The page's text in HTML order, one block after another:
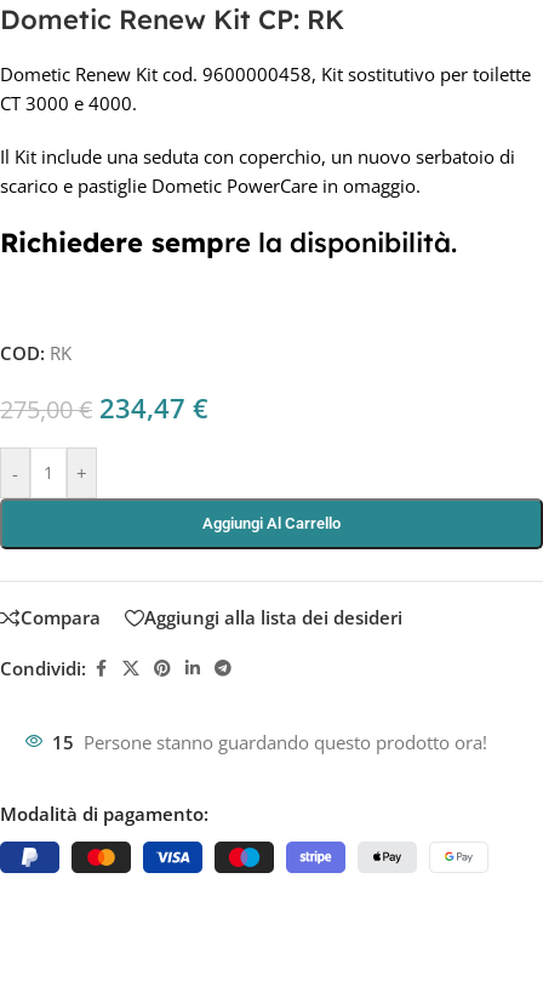
Dometic Renew Kit CP: RK
Dometic Renew Kit cod. 9600000458, Kit sostitutivo per toilette
CT 3000 e 4000.
Il Kit include una seduta con coperchio, un nuovo serbatoio di
scarico e pastiglie Dometic PowerCare in omaggio.
Richiedere sempre la disponibilità.
COD: RK
275,00€ 234,47 €
- +
Aggiungi Al Carrello
Compara Aggiungi alla lista dei desideri
Condividi:
15 Persone stanno guardando questo prodotto ora!
Modalità di pagamento: